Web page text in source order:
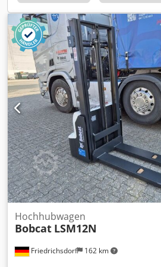
Bereifung vorne Zustand: 80 -
Polyurethan Bereifung hinten
Volt: 24V Cjdpfx Adowzpc Doherf
Batterie Typ: PzS Batterie Baujahr:
80 - 100% Vollfreihub, CE
Batteriezellen
Friedrichsdorf 162 km
Hochhubwagen
Bobcat LSM12N